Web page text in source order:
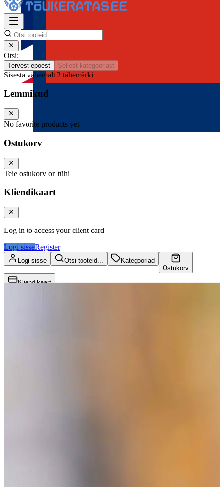
Otsi:
Tervest epoest Sellest kategooriast
Sisesta vähemalt 2 tähemärki
Lemmikud
No favorite products yet
Ostukorv
Teie ostukorv on tühi
Kliendikaart
Log in to access your client card
Logi sisseRegister
Logi sisse Otsi tooteid...
Kategooriad
Ostukorv
Kliendikaart